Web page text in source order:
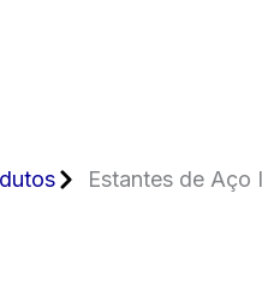
Estantes de Aço